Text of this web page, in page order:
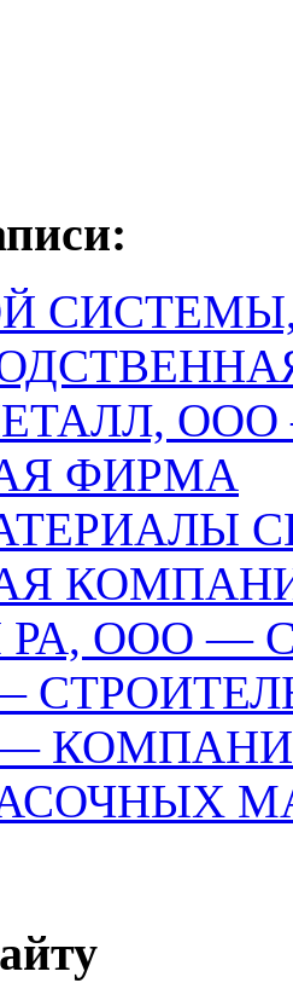
ФИРМА
РА, ООО —